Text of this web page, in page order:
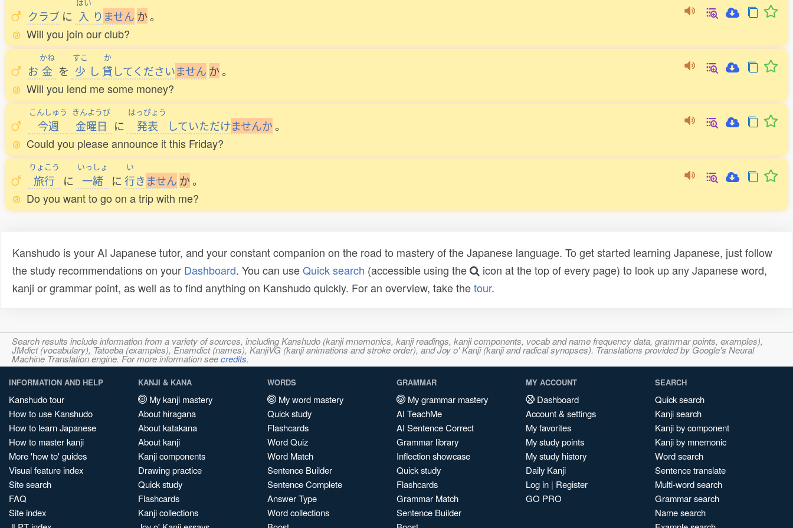
クラブ に 入 り ません か。
Will you join our club?
お
かね
金 を
すこ
少 し
か
貸してくださいません か。
Will you lend me some money?
こんしゅう
今週
きんようび
金曜日 に
はっぴょう
発表 していただけませんか。
Could you please announce it this Friday?
りょこう
旅行 に
いっしょ
一緒 に
い
行きません か。
Do you want to go on a trip with me?
Kanshudo is your AI Japanese tutor, and your constant companion on the road to mastery of the Japanese language. To get started learning Japanese, just follow
the study recommendations on your Dashboard. You can useQuick search (accessible using the
icon at the top of every page) to look up any Japanese word,
kanji or grammar point, as well as to find anything on Kanshudo quickly. For an overview, take thetour.
Search results include information from a variety of sources, including Kanshudo (kanji mnemonics, kanji readings, kanji components, vocab and name frequency data, grammar points, examples),
JMdict (vocabulary), Tatoeba (examples), Enamdict (names), KanjiVG (kanji animations and stroke order), and Joy o' Kanji (kanji and radical synopses). Translations provided by Google's Neural
Machine Translation engine. For more information seecredits.
INFORMATION AND HELP
Kanshudo tour
How to use Kanshudo
How to learn Japanese
How to master kanji
More 'how to' guides
Visual feature index
Site search
FAQ
Site index
KANJI & KANA
My kanji mastery
About hiragana
About katakana
About kanji
Kanji components
Drawing practice
Quick study
Flashcards
Kanji collections
WORDS
My word mastery
Quick study
Flashcards
Word Quiz
Word Match
Sentence Builder
Sentence Complete
Answer Type
Word collections
GRAMMAR
My grammar mastery
AI TeachMe
AI Sentence Correct
Grammar library
Inflection showcase
Quick study
Flashcards
Grammar Match
Sentence Builder
MY ACCOUNT
Dashboard
Account & settings
My favorites
My study points
My study history
Daily Kanji
Log in | Register
GO PRO
SEARCH
Quick search
Kanji search
Kanji by component
Kanji by mnemonic
Word search
Sentence translate
Multi-word search
Grammar search
Name search